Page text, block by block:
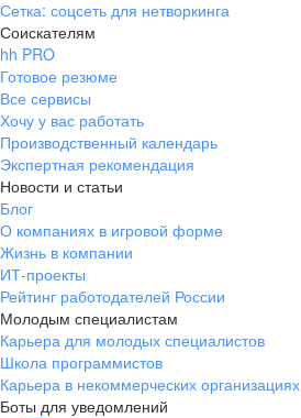
Сетка: соцсеть для нетворкинга
Соискателям
hh PRO
Готовое резюме
Все сервисы
Хочу у вас работать
Производственный календарь
Экспертная рекомендация
Новости и статьи
Блог
О компаниях в игровой форме
Жизнь в компании
ИТ-проекты
Рейтинг работодателей России
Молодым специалистам
Карьера для молодых специалистов
Школа программистов
Карьера в некоммерческих организациях
Боты для уведомлений